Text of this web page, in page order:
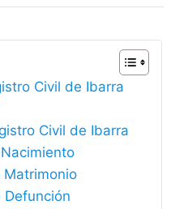
Civil de Ibarra
Civil de Ibarra